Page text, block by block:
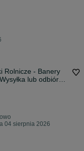
Rolnicze - Banery
lub odbiór
04 sierpnia 2026